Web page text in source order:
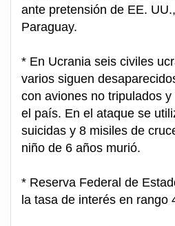
ante pretensión de EE.
Paraguay.
* En Ucrania seis civiles
varios siguen
con aviones no tripulados
el país. En el ataque se
suicidas y 8 misiles de
niño de 6 años murió.
* Reserva Federal de
la tasa de interés en rango